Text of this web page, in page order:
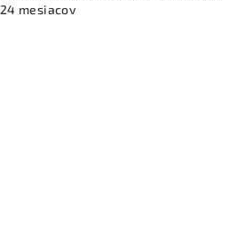
24 mesiacov